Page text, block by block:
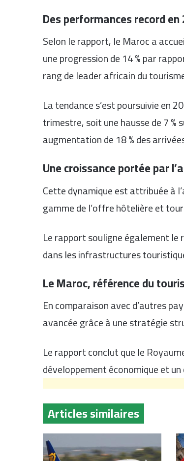
Des performances record
Selon le rapport, le Maroc a
une progression de 14 % par
rang de leader africain du
La tendance s’est poursuivie en
trimestre, soit une hausse de 7 %
augmentation de 18 % des
Une croissance portée par
Cette dynamique est attribuée à
gamme de l’offre hôtelière et
Le rapport souligne également
dans les infrastructures
Le Maroc, référence du
En comparaison avec d’autres
avancée grâce à une stratégie
Le rapport conclut que le
développement économique et
Articles similaires